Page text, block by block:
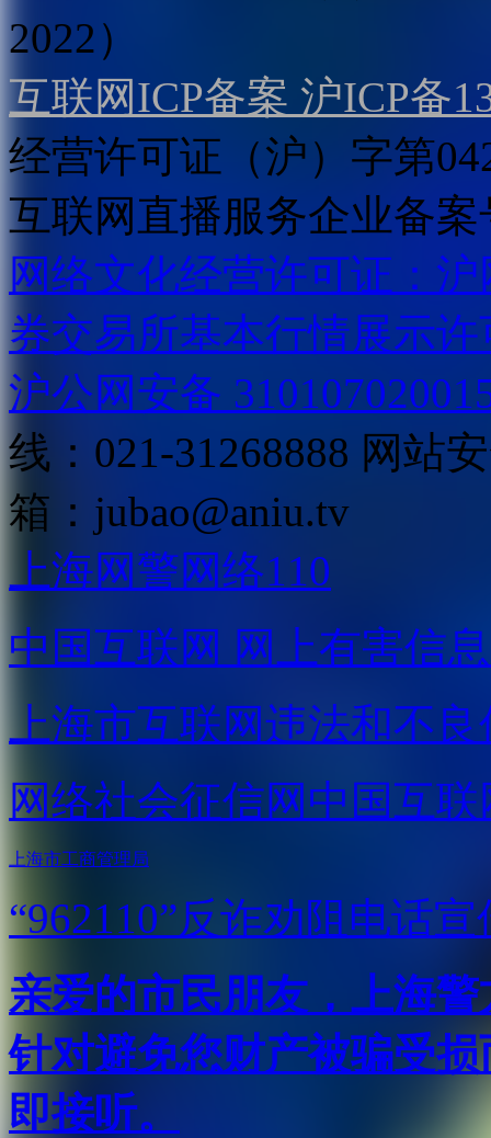
2022）
互联网ICP备案 沪ICP备
经营许可证（沪）字第
互联网直播服务企业备案
网络文化经营许可证：
券交易所基本行情展示许
沪公网安备
线：021-31268888 网站
箱： jubao@aniu.tv
上海网警网络110
中国互联网 网上有害信
上海市互联网违法和不
网络社会征信网 中国互
上海市工商管理局
“962110”反诈劝阻电话宣
亲爱的市民朋友，上海
针对避免您财产被骗受
即接听。